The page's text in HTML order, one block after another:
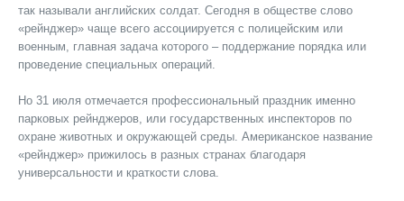
так называли английских солдат. Сегодня в обществе слово
«рейнджер» чаще всего ассоциируется с полицейским или
военным, главная задача которого – поддержание порядка или
проведение специальных операций.
Но 31 июля отмечается профессиональный праздник именно
парковых рейнджеров, или государственных инспекторов по
охране животных и окружающей среды. Американское название
«рейнджер» прижилось в разных странах благодаря
универсальности и краткости слова.